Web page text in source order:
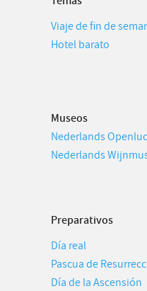
Viaje de fin de
Hotel barato
Museos
Nederlands
Nederlands
Preparativos
Día real
Pascua de
Día de la Ascensión